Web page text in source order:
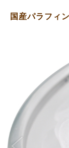
国産パラフィ